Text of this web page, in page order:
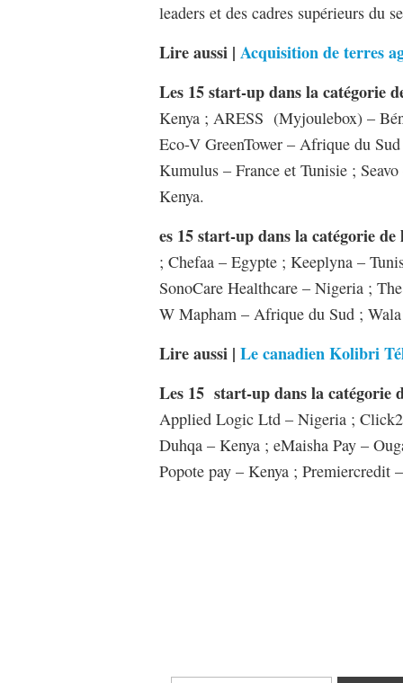
leaders et des cadres supérieurs du
Lire aussi | Acquisition de terres
Les 15 start-up dans la catégorie
Kenya ; ARESS (Myjoulebox) –
Eco-V GreenTower – Afrique du
Kumulus – France et Tunisie ;
Kenya.
es 15 start-up dans la catégorie
; Chefaa – Egypte ; Keeplyna –
SonoCare Healthcare – Nigeria ;
W Mapham – Afrique du Sud ;
Lire aussi | Le canadien Kolibri
Les 15 start-up dans la catégorie
Applied Logic Ltd – Nigeria ;
Duhqa – Kenya ; eMaisha Pay –
Popote pay – Kenya ; Premiercredit